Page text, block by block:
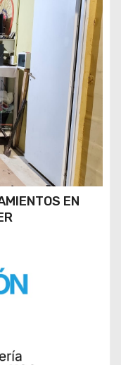
EN